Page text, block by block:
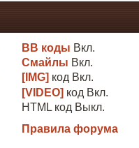
BB коды Вкл.
Смайлы Вкл.
[IMG] код Вкл.
[VIDEO] код Вкл.
HTML код Выкл.
Правила форума